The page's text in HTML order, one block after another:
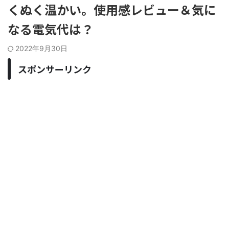
くぬく温かい。使用感レビュー＆気に
なる電気代は？
2022年9月30日
スポンサーリンク